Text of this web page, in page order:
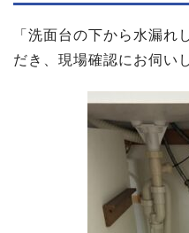
「洗面台の下から水漏れ
だき、現場確認にお伺い